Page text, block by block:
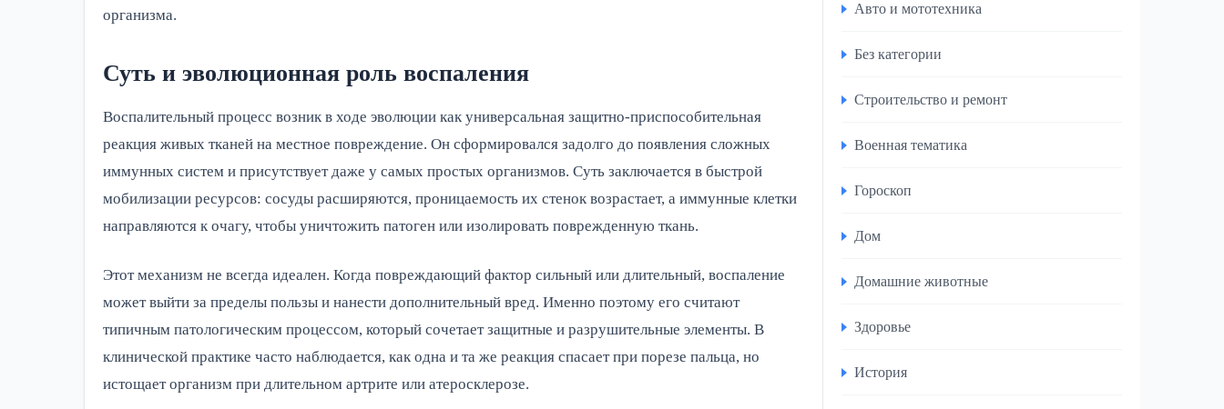
организма.
Суть и эволюционная роль воспаления
Воспалительный процесс возник в ходе эволюции как универсальная защитно-приспособительная
реакция живых тканей на местное повреждение. Он сформировался задолго до появления сложных
иммунных систем и присутствует даже у самых простых организмов. Суть заключается в быстрой
мобилизации ресурсов: сосуды расширяются, проницаемость их стенок возрастает, а иммунные клетки
направляются к очагу, чтобы уничтожить патоген или изолировать поврежденную ткань.
Этот механизм не всегда идеален. Когда повреждающий фактор сильный или длительный, воспаление
может выйти за пределы пользы и нанести дополнительный вред. Именно поэтому его считают
типичным патологическим процессом, который сочетает защитные и разрушительные элементы. В
клинической практике часто наблюдается, как одна и та же реакция спасает при порезе пальца, но
истощает организм при длительном артрите или атеросклерозе.
Авто и мототехника
Без категории
Строительство и ремонт
Военная тематика
Гороскоп
Дом
Домашние животные
Здоровье
История